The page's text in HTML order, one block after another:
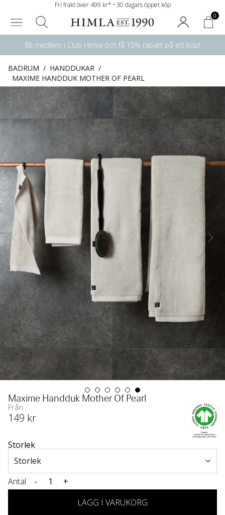
Fri frakt över 499 kr* • 30 dagars öppet köp
0
Bli medlem i Club Himla och få 15% rabatt på ett köp!
BADRUM / HANDDUKAR /
MAXIME HANDDUK MOTHER OF PEARL
Maxime Handduk Mother Of Pearl
Från
149 kr
Storlek
Antal -
+
LÄGG I VARUKORG